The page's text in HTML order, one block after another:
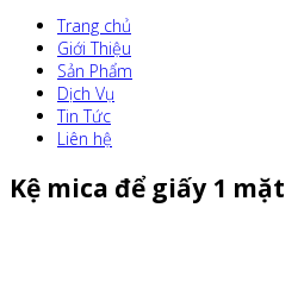
Trang chủ
Giới Thiệu
Sản Phẩm
Dịch Vụ
Tin Tức
Liên hệ
Kệ mica để giấy 1 mặt